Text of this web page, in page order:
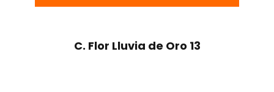
C. Flor Lluvia de Oro 13